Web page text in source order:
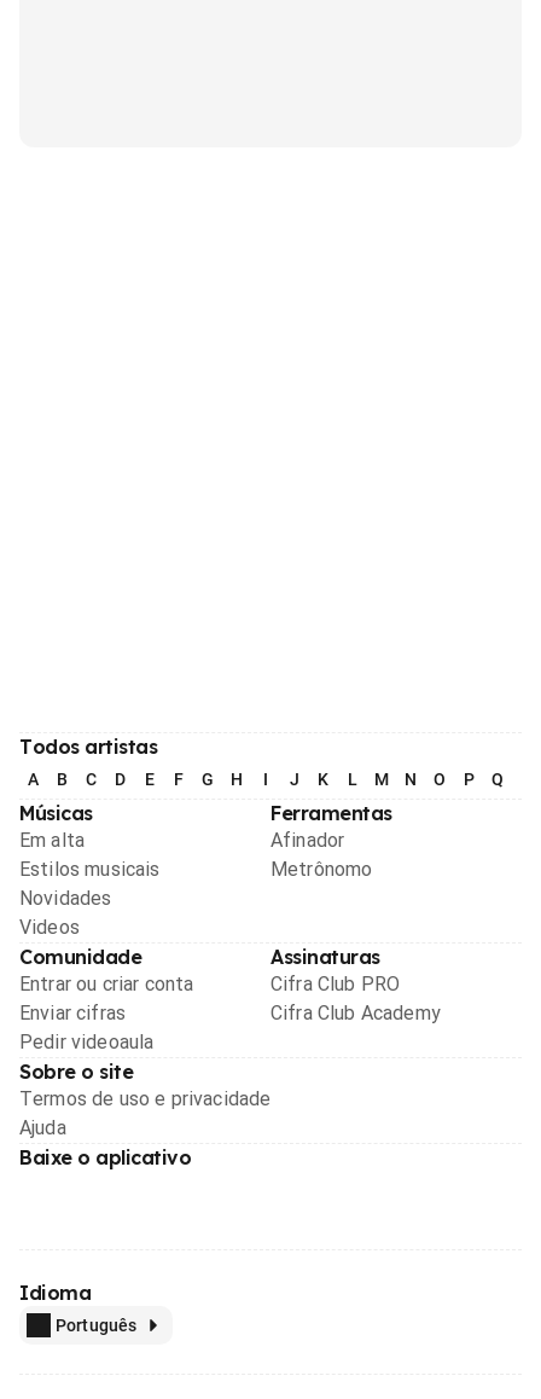
Todos artistas
A B C D E F G H I J K L M N O P Q
Músicas
Em alta
Estilos musicais
Novidades
Videos
Ferramentas
Afinador
Metrônomo
Comunidade
Entrar ou criar conta
Enviar cifras
Pedir videoaula
Assinaturas
Cifra Club PRO
Cifra Club Academy
Sobre o site
Termos de uso e privacidade
Ajuda
Baixe o aplicativo
Idioma
Português